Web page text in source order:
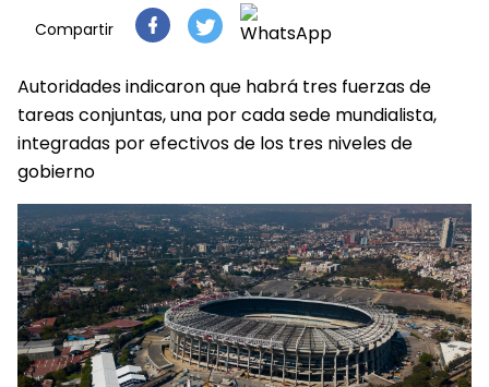
Compartir
Autoridades indicaron que habrá tres fuerzas de
tareas conjuntas, una por cada sede mundialista,
integradas por efectivos de los tres niveles de
gobierno